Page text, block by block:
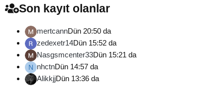
Son kayıt olanlar
mertcannDün 20:50 da
zedexetr14Dün 15:52 da
Nasgsmcenter33Dün 15:21 da
N nhctnDün 14:57 da
AlikkjjDün 13:36 da